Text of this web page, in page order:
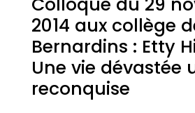
2014 aux collège
Bernardins : Etty
Une vie dévastée
reconquise